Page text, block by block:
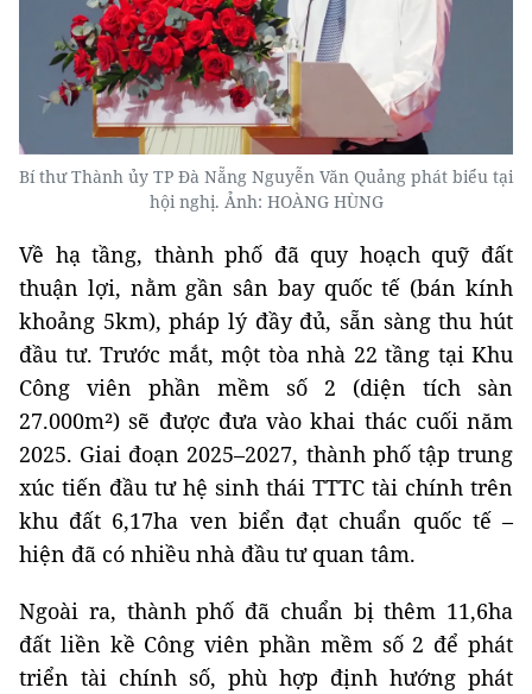
Bí thư Thành ủy TP Đà Nẵng Nguyễn Văn Quảng phát biểu tại
hội nghị. Ảnh: HOÀNG HÙNG
Về hạ tầng, thành phố đã quy hoạch quỹ đất
thuận lợi, nằm gần sân bay quốc tế (bán kính
khoảng 5km), pháp lý đầy đủ, sẵn sàng thu hút
đầu tư. Trước mắt, một tòa nhà 22 tầng tại Khu
Công viên phần mềm số 2 (diện tích sàn
27.000m²) sẽ được đưa vào khai thác cuối năm
2025. Giai đoạn 2025–2027, thành phố tập trung
xúc tiến đầu tư hệ sinh thái TTTC tài chính trên
khu đất 6,17ha ven biển đạt chuẩn quốc tế –
hiện đã có nhiều nhà đầu tư quan tâm.
Ngoài ra, thành phố đã chuẩn bị thêm 11,6ha
đất liền kề Công viên phần mềm số 2 để phát
triển tài chính số, phù hợp định hướng phát